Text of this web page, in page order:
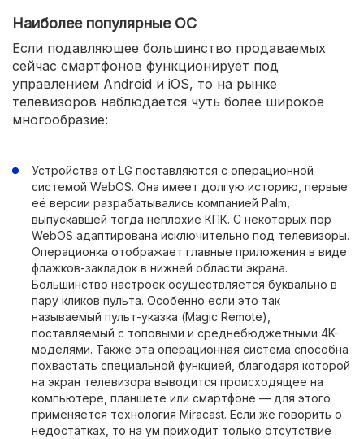
Наиболее популярные ОС
Если подавляющее большинство продаваемых
сейчас смартфонов функционирует под
управлением Android и iOS, то на рынке
телевизоров наблюдается чуть более широкое
многообразие:
Устройства от LG поставляются с операционной
системой WebOS. Она имеет долгую историю, первые
её версии разрабатывались компанией Palm,
выпускавшей тогда неплохие КПК. С некоторых пор
WebOS адаптирована исключительно под телевизоры.
Операционка отображает главные приложения в виде
флажков-закладок в нижней области экрана.
Большинство настроек осуществляется буквально в
пару кликов пульта. Особенно если это так
называемый пульт-указка (Magic Remote),
поставляемый с топовыми и среднебюджетными 4K-
моделями. Также эта операционная система способна
похвастать специальной функцией, благодаря которой
на экран телевизора выводится происходящее на
компьютере, планшете или смартфоне — для этого
применяется технология Miracast. Если же говорить о
недостатках, то на ум приходит только отсутствие